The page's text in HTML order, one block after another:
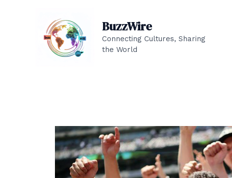
BuzzWire
Connecting Cultures, Sharing
the World